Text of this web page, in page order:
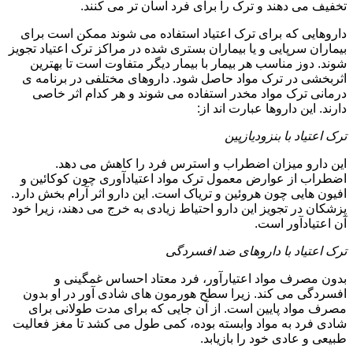
تخفیف می دهند و ترک را برای فرد آسان تر می کنند.
داروهایی که برای ترک اعتیاد استفاده می شوند ممکن است برای
بیماران سرپایی و یا بیماران بستری شده در مراکز ترک اعتیاد تجویز
شوند. دوز مناسب هر بیمار با بیمار دیگر متفاوت است تا بهترین
اثربخشی در ترک مواد حاصل شود. داروهای مختلفی در برنامه ی
درمانی ترک مواد مخدر استفاده می شوند و هر کدام اثر خاصی
دارند. این داروها عبارت اند از:
ترک اعتیاد با بنزودیازپین
این دارو میزان اضطراب و استرس فرد را کاهش می دهد.
اضطراب از عوارض معمول ترک مواد اعتیادآوری چون کوکائین و
افیون هایی چون هروئین و تریاک است. این دارو اثر آرام بخش دارد.
پزشکان در تجویز این دارو احتیاط زیادی به خرج می دهند، زیرا خود
آن اعتیادآور است.
ترک اعتیاد با داروهای ضد افسردگی
بدون مصرف مواد اعتیارآور، فرد معتاد احساس غمگینی و
افسردگی می کند. زیرا سطح هورمون های شادی آور در او بدون
مصرف مواد پایین است. از آن جایی که برای مدت طولانی برای
شادی فرد به مواد وابسته بوده، کمی طول می کشد تا مغز فعالیت
طبیعی و عادی خود را بازیابد.